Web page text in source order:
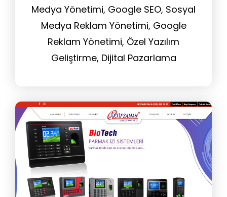
Medya Yönetimi, Google SEO, Sosyal
Medya Reklam Yönetimi, Google
Reklam Yönetimi, Özel Yazılım
Geliştirme, Dijital Pazarlama